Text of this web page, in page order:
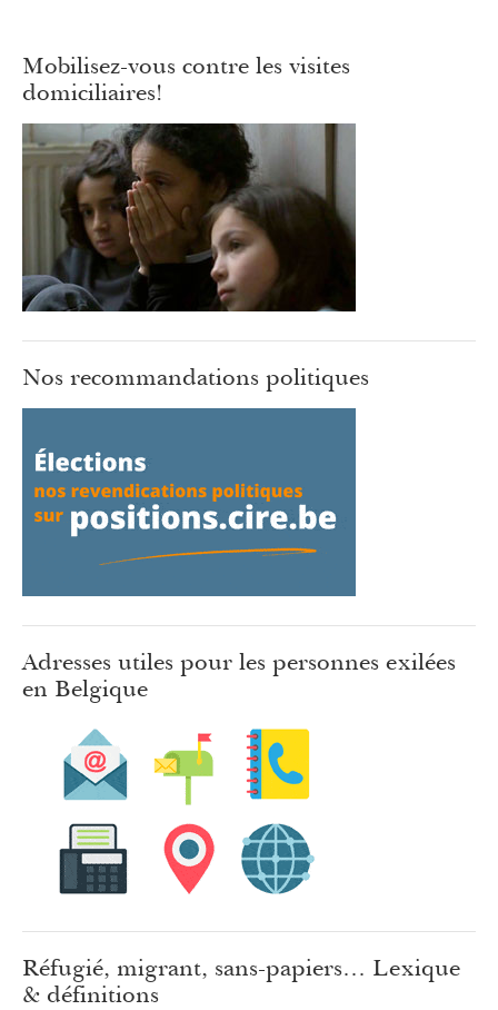
Mobilisez-vous contre les visites
domiciliaires!
Nos recommandations politiques
Adresses utiles pour les personnes exilées
en Belgique
Réfugié, migrant, sans-papiers… Lexique
& définitions